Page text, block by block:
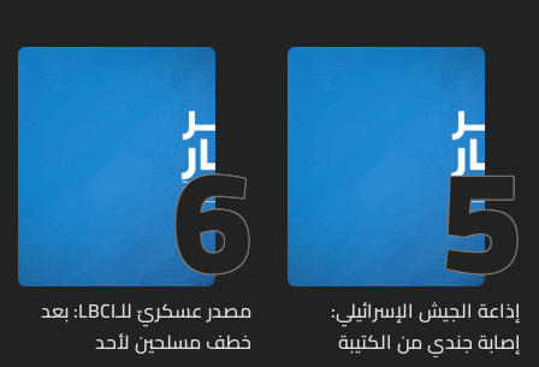
تحت الأرض
5
إذاعة الجيش الإسرائيلي:
إصابة جندي من الكتيبة
6
مصدر عسكريّ للـLBCI: بعد
خطف مسلحين لأحد